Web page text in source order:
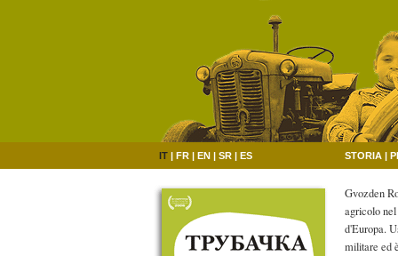
IT | FR | EN | SR | ES STORIA |
Gvozden
agricolo
d'Europa.
militare ed